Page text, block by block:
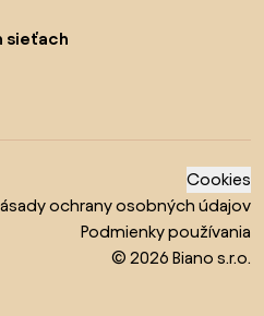
sieťach
Cookies
ochrany osobných údajov
Podmienky používania
© 2026 Biano s.r.o.